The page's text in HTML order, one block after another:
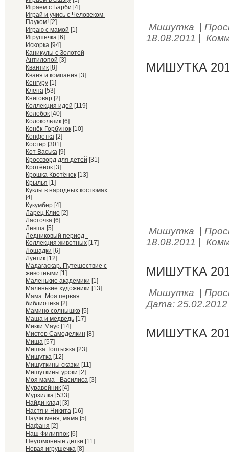
Играем с Барби [4]
Играй и учись с Человеком-
Пауком! [2]
Играю с мамой [1]
Игрушечка [6]
Искорка [94]
Каникулы с Золотой
Антилопой [3]
Квантик [8]
Кваня и компания [3]
Кенгуру [1]
Клёпа [53]
Книговар [2]
Коллекция идей [119]
Колобок [40]
Колокольчик [6]
Конёк-Горбунок [10]
Конфетка [2]
Костёр [301]
Кот Васька [9]
Кроссворд для детей [31]
Кротёнок [3]
Крошка Кротёнок [13]
Крылья [1]
Куклы в народных костюмах
[4]
Кукумбер [4]
Ларец Клио [2]
Ласточка [6]
Левша [5]
Ледниковый период -
Коллекция животных [17]
Лошадки [6]
Лунтик [12]
Мадагаскар. Путешествие с
животными [1]
Маленькие академики [1]
Маленькие художники [13]
Мама. Моя первая
библиотека [2]
Мамино солнышко [5]
Маша и медведь [17]
Микки Маус [14]
Мистер Самоделкин [8]
Миша [57]
Мишка Топтыжка [23]
Мишутка [12]
Мишуткины сказки [11]
Мишуткины уроки [2]
Моя мама - Василиса [3]
Муравейник [4]
Мурзилка [533]
Найди клад! [3]
Настя и Никита [16]
Научи меня, мама [5]
Нафаня [2]
Наш Филиппок [6]
Неугомонные детки [11]
Новая игрушечка [8]
Мишутка
18.08.2011
МИШУТКА
Мишутка |
18.08.2011 |
МИШУТКА
Мишутка
Дата: 25.02.2012
МИШУТКА